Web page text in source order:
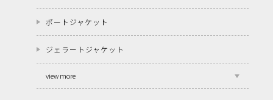
ポートジャケット
ジェラートジャケット
view more